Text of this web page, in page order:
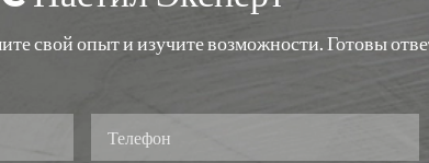
свой опыт и изучите возможности. Готовы